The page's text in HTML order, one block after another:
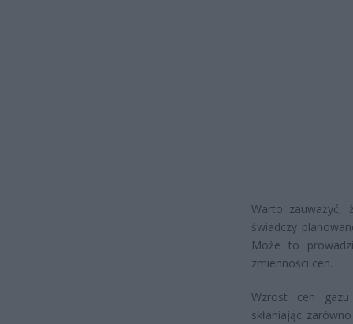
Warto zauważyć,
świadczy
Może to
zmienności cen.
Wzrost cen
skłaniając